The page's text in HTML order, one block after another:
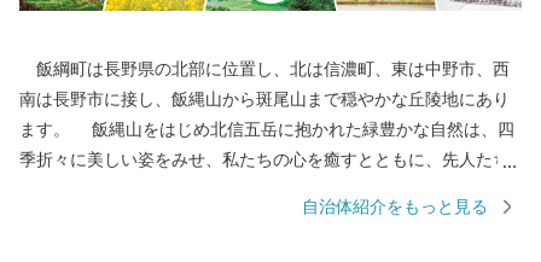
飯綱町は長野県の北部に位置し、北は信濃町、東は中野市、西
南は長野市に接し、飯縄山から斑尾山まで穏やかな丘陵地にあり
ます。 飯縄山をはじめ北信五岳に抱かれた緑豊かな自然は、四
季折々に美しい姿をみせ、私たちの心を癒すとともに、先人たち
私たちの生活すべての基盤となっています。 その豊かな自然と
自治体紹介をもっと見る